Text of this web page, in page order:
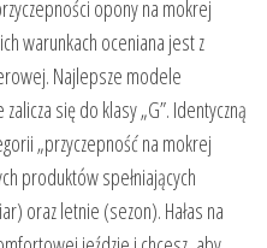
opony na mokrej
warunkach oceniana jest z
Najlepsze modele
się do klasy „G”. Identyczną
„przyczepność na mokrej
produktów spełniających
oraz letnie (sezon). Hałas na